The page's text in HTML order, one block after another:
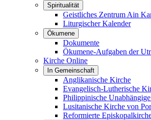
Spiritualität
Geistliches Zentrum Ain
Liturgischer Kalender
Ökumene
Dokumente
Ökumene-Aufgaben der
Kirche Online
In Gemeinschaft
Anglikanische Kirche
Evangelisch-Lutherische
Philippinische
Lusitanische Kirche von
Reformierte